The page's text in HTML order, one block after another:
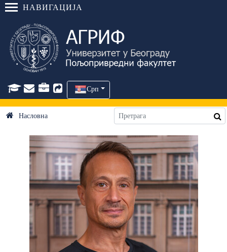
НАВИГАЦИЈА
Срп
Насловна